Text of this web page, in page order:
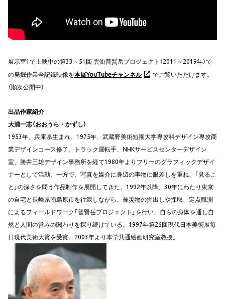
展示室1で上映中の第33～51回 雲仙普賢岳プロジェクト（2011～2019年）で
の発掘作業全記録映像を本展YouTubeチャンネル
でご覧いただけます。
（順次公開中）
出品作家紹介
大浦一志（おおうら・かずし）
1953年、兵庫県生まれ。1975年、武蔵野美術短期大学専攻科デザイン専攻商
業デザインコース修了。トラック運転手、NHKサービスセンターデザイン
室、勝井三雄デザイン事務所を経て1980年よりフリーのグラフィックデザイ
ナーとして活動。一方で、写真を媒介に身辺の事物に眼差しを重ね、「見るこ
と」の深さを問う作品制作を展開してきた。1992年以降、30年にわたり東京
の自宅と長崎県南島原市を往還しながら、被災物の掘出しや採取、定点観測
によるフィールドワーク「普賢岳プロジェクト」を行い、自らの身体を通し自
然と人間の営みの関わりを探り続けている。1997年第26回現代日本美術展毎
日現代美術大賞を受賞。2003年より本学共通絵画研究室教授。